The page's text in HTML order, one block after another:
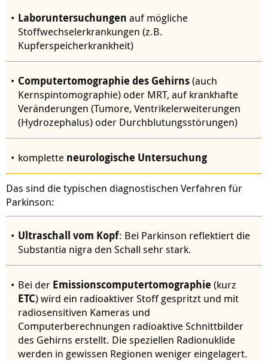
Laboruntersuchungen auf mögliche
Stoffwechselerkrankungen (z.B.
Kupferspeicherkrankheit)
Computertomographie des Gehirns(auch
Kernspintomographie) oder MRT, auf krankhafte
Veränderungen (Tumore, Ventrikelerweiterungen
(Hydrozephalus) oder Durchblutungsstörungen)
komplette neurologische Untersuchung
Das sind die typischen diagnostischen Verfahren für
Parkinson:
Ultraschall vom Kopf: Bei Parkinson reflektiert die
Substantia nigra den Schall sehr stark.
Bei der Emissionscomputertomographie (kurz
ETC) wird ein radioaktiver Stoff gespritzt und mit
radiosensitiven Kameras und
Computerberechnungen radioaktive Schnittbilder
des Gehirns erstellt. Die speziellen Radionuklide
werden in gewissen Regionen weniger eingelagert.